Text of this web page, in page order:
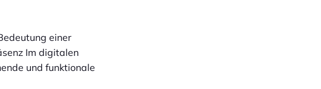
einer
Im digitalen
und funktionale